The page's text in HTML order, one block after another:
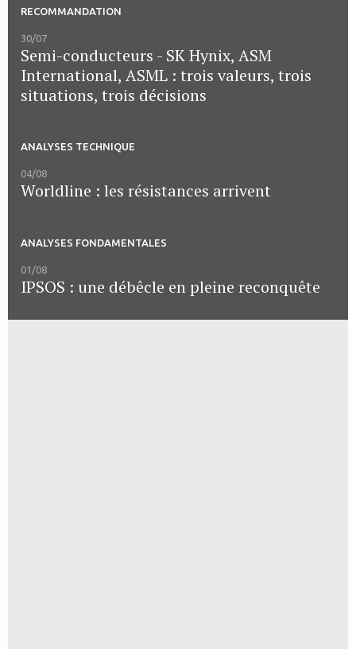
RECOMMANDATION
30/07
Semi-conducteurs - SK Hynix, ASM
International, ASML : trois valeurs, trois
situations, trois décisions
ANALYSES TECHNIQUE
04/08
Worldline : les résistances arrivent
ANALYSES FONDAMENTALES
01/08
IPSOS : une débêcle en pleine reconquête